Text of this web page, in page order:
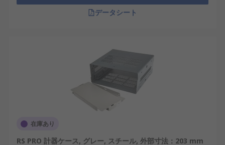
データシート
在庫あり
RS PRO 計器ケース, グレー, スチール, 外部寸法：203 mm